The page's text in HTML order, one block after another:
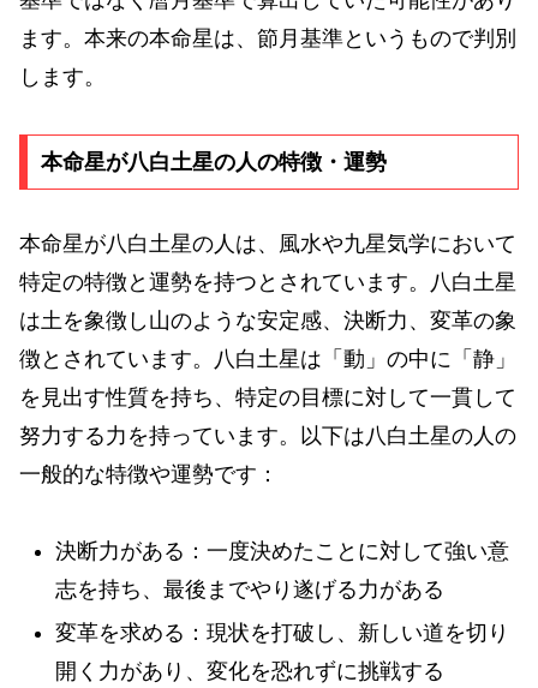
ます。本来の本命星は、節月基準というもので判別
します。
本命星が八白土星の人の特徴・運勢
本命星が八白土星の人は、風水や九星気学において
特定の特徴と運勢を持つとされています。八白土星
は土を象徴し山のような安定感、決断力、変革の象
徴とされています。八白土星は「動」の中に「静」
を見出す性質を持ち、特定の目標に対して一貫して
努力する力を持っています。以下は八白土星の人の
一般的な特徴や運勢です：
決断力がある：一度決めたことに対して強い意
志を持ち、最後までやり遂げる力がある
変革を求める：現状を打破し、新しい道を切り
開く力があり、変化を恐れずに挑戦する